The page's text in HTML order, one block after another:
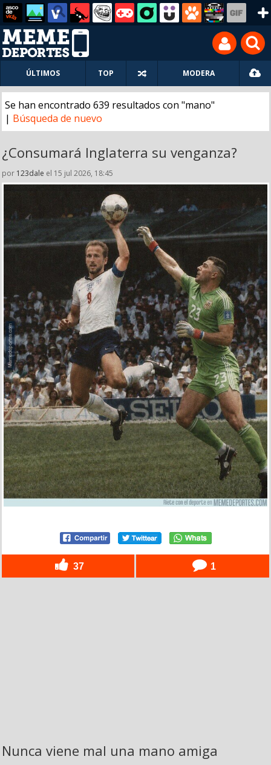
ÚLTIMOS TOP MODERA
Se han encontrado 639 resultados con "mano"
| Búsqueda de nuevo
¿Consumará Inglaterra su venganza?
por 123dale el 15 jul 2026, 18:45
37 1
Nunca viene mal una mano amiga